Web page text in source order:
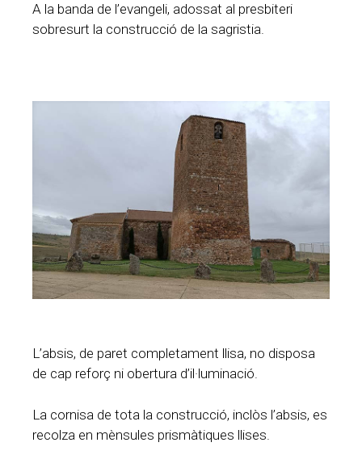
A la banda de l’evangeli, adossat al presbiteri
sobresurt la construcció de la sagristia.
L’absis, de paret completament llisa, no disposa
de cap reforç ni obertura d’il·luminació.
La cornisa de tota la construcció, inclòs l’absis, es
recolza en mènsules prismàtiques llises.